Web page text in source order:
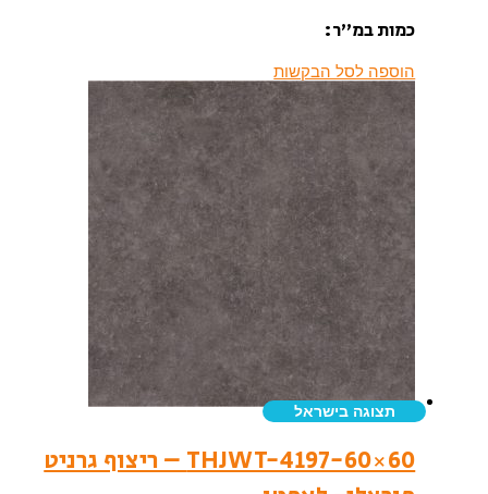
כמות במ”ר:
הוספה לסל הבקשות
תצוגה בישראל
THJWT-4197-60×60 – ריצוף גרניט